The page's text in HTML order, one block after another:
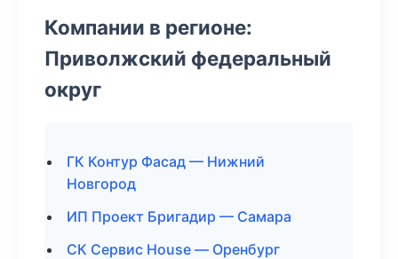
Компании в регионе:
Приволжский федеральный
округ
ГК Контур Фасад — Нижний
Новгород
ИП Проект Бригадир — Самара
СК Сервис House — Оренбург